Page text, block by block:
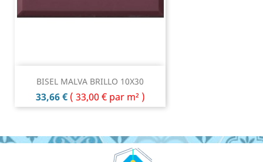
BISEL MALVA BRILLO 10X30
Prix
33,66 € ( 33,00 € par m² )